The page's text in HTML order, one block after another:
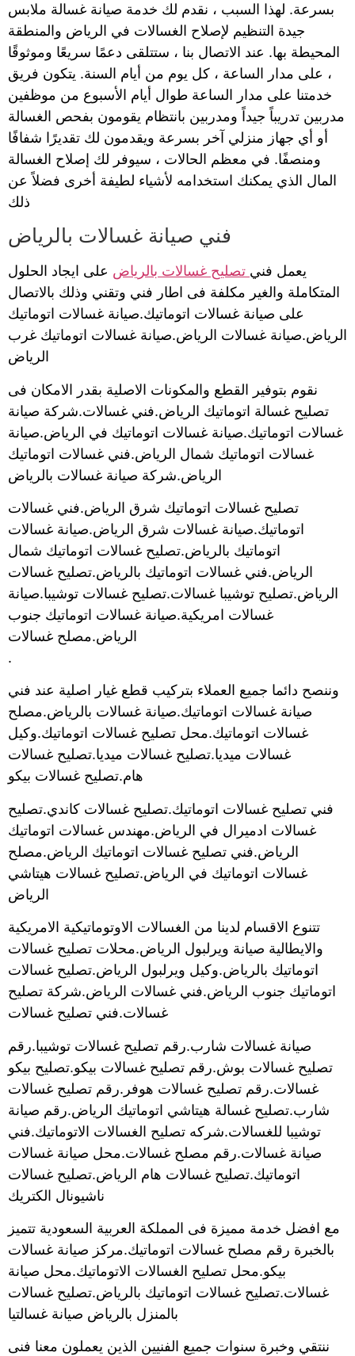
بسرعة. لهذا السبب ، نقدم لك خدمة صيانة غسالة ملابس
جيدة التنظيم لإصلاح الغسالات في الرياض والمنطقة
المحيطة بها. عند الاتصال بنا ، ستتلقى دعمًا سريعًا وموثوقًا
، على مدار الساعة ، كل يوم من أيام السنة. يتكون فريق
خدمتنا على مدار الساعة طوال أيام الأسبوع من موظفين
مدربين تدريباً جيداً ومدربين بانتظام يقومون بفحص الغسالة
أو أي جهاز منزلي آخر بسرعة ويقدمون لك تقديرًا شفافًا
ومنصفًا. في معظم الحالات ، سيوفر لك إصلاح الغسالة
المال الذي يمكنك استخدامه لأشياء لطيفة أخرى فضلاً عن
ذلك
فني صيانة غسالات بالرياض
يعمل فني تصليح غسالات بالرياض على ايجاد الحلول
المتكاملة والغير مكلفة فى اطار فني وتقني وذلك بالاتصال
على صيانة غسالات اتوماتيك.صيانة غسالات اتوماتيك
الرياض.صيانة غسالات الرياض.صيانة غسالات اتوماتيك غرب
الرياض
نقوم بتوفير القطع والمكونات الاصلية بقدر الامكان فى
تصليح غسالة اتوماتيك الرياض.فني غسالات.شركة صيانة
غسالات اتوماتيك.صيانة غسالات اتوماتيك في الرياض.صيانة
غسالات اتوماتيك شمال الرياض.فني غسالات اتوماتيك
الرياض.شركة صيانة غسالات بالرياض
تصليح غسالات اتوماتيك شرق الرياض.فني غسالات
اتوماتيك.صيانة غسالات شرق الرياض.صيانة غسالات
اتوماتيك بالرياض.تصليح غسالات اتوماتيك شمال
الرياض.فني غسالات اتوماتيك بالرياض.تصليح غسالات
الرياض.تصليح توشيبا غسالات.تصليح غسالات توشيبا.صيانة
غسالات امريكية.صيانة غسالات اتوماتيك جنوب
الرياض.مصلح غسالات
.
وننصح دائما جميع العملاء بتركيب قطع غيار اصلية عند فني
صيانة غسالات اتوماتيك.صيانة غسالات بالرياض.مصلح
غسالات اتوماتيك.محل تصليح غسالات اتوماتيك.وكيل
غسالات ميديا.تصليح غسالات ميديا.تصليح غسالات
هام.تصليح غسالات بيكو
فني تصليح غسالات اتوماتيك.تصليح غسالات كاندي.تصليح
غسالات ادميرال في الرياض.مهندس غسالات اتوماتيك
الرياض.فني تصليح غسالات اتوماتيك الرياض.مصلح
غسالات اتوماتيك في الرياض.تصليح غسالات هيتاشي
الرياض
تتنوع الاقسام لدينا من الغسالات الاوتوماتيكية الامريكية
والايطالية صيانة ويرلبول الرياض.محلات تصليح غسالات
اتوماتيك بالرياض.وكيل ويرلبول الرياض.تصليح غسالات
اتوماتيك جنوب الرياض.فني غسالات الرياض.شركة تصليح
غسالات.فني تصليح غسالات
صيانة غسالات شارب.رقم تصليح غسالات توشيبا.رقم
تصليح غسالات بوش.رقم تصليح غسالات بيكو.تصليح بيكو
غسالات.رقم تصليح غسالات هوفر.رقم تصليح غسالات
شارب.تصليح غسالة هيتاشي اتوماتيك الرياض.رقم صيانة
توشيبا للغسالات.شركه تصليح الغسالات الاتوماتيك.فني
صيانة غسالات.رقم مصلح غسالات.محل صيانة غسالات
اتوماتيك.تصليح غسالات هام الرياض.تصليح غسالات
ناشيونال الكتريك
مع افضل خدمة مميزة فى المملكة العربية السعودية تتميز
بالخبرة رقم مصلح غسالات اتوماتيك.مركز صيانة غسالات
بيكو.محل تصليح الغسالات الاتوماتيك.محل صيانة
غسالات.تصليح غسالات اتوماتيك بالرياض.تصليح غسالات
بالمنزل بالرياض صيانة غسالتيا
ننتقي وخبرة سنوات جميع الفنيين الذين يعملون معنا فنى